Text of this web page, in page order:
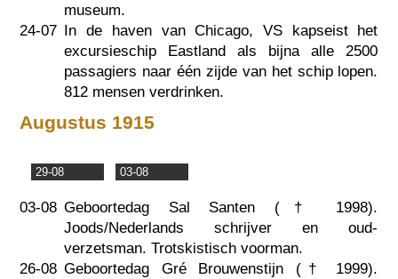
museum.
24-07
In de haven van Chicago, VS kapseist het
excursieschip Eastland als bijna alle 2500
passagiers naar één zijde van het schip lopen.
812 mensen verdrinken.
Augustus 1915
29-08 03-08
03-08 Geboortedag Sal Santen († 1998).
Joods/Nederlands schrijver en oud-
verzetsman. Trotskistisch voorman.
26-08 Geboortedag Gré Brouwenstijn († 1999).